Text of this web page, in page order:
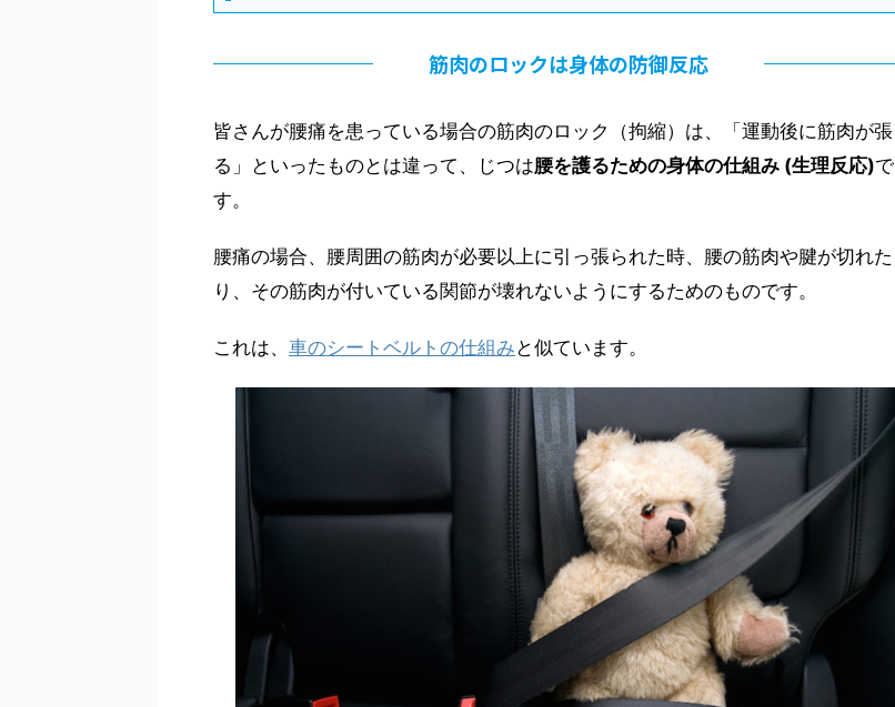
筋肉のロックは身体の防御反応
皆さんが腰痛を患っている場合の筋肉のロック（拘縮）は、「運動後に筋肉が張
る」といったものとは違って、じつは腰を護るための身体の仕組み (生理反応)で
す。
腰痛の場合、腰周囲の筋肉が必要以上に引っ張られた時、腰の筋肉や腱が切れた
り、その筋肉が付いている関節が壊れないようにするためのものです。
これは、 車のシートベルトの仕組み と似ています。